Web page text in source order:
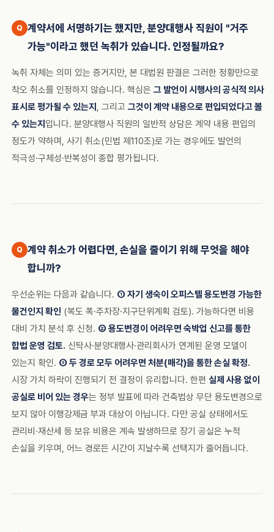
계약서에 서명하기는 했지만, 분양대행사 직원이 "거주
가능"이라고 했던 녹취가 있습니다. 인정될까요?
녹취 자체는 의미 있는 증거지만, 본 대법원 판결은 그러한 정황만으로
착오 취소를 인정하지 않습니다. 핵심은 그 발언이 시행사의 공식적 의사
표시로 평가될 수 있는지 , 그리고 그것이 계약 내용으로 편입되었다고 볼
수 있는지 입니다. 분양대행사 직원의 일반적 상담은 계약 내용 편입의
정도가 약하며, 사기 취소(민법 제110조)로 가는 경우에도 발언의
적극성·구체성·반복성이 종합 평가됩니다.
계약 취소가 어렵다면, 손실을 줄이기 위해 무엇을 해야
합니까?
우선순위는 다음과 같습니다. ① 자기 생숙이 오피스텔 용도변경 가능한
물건인지 확인 (복도 폭·주차장·지구단위계획 검토). 가능하다면 비용
대비 가치 분석 후 신청. ② 용도변경이 어려우면 숙박업 신고를 통한
합법 운영 검토. 신탁사·분양대행사·관리회사가 연계된 운영 모델이
있는지 확인. ③ 두 경로 모두 어려우면 처분(매각)을 통한 손실 확정.
시장 가치 하락이 진행되기 전 결정이 유리합니다. 한편 실제 사용 없이
공실로 비어 있는 경우는 정부 발표에 따라 건축법상 무단 용도변경으로
보지 않아 이행강제금 부과 대상이 아닙니다. 다만 공실 상태에서도
관리비·재산세 등 보유 비용은 계속 발생하므로 장기 공실은 누적
손실을 키우며, 어느 경로든 시간이 지날수록 선택지가 줄어듭니다.